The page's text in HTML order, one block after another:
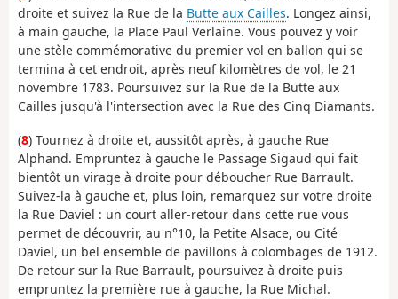
droite et suivez la Rue de la Butte aux Cailles. Longez ainsi,
à main gauche, la Place Paul Verlaine. Vous pouvez y voir
une stèle commémorative du premier vol en ballon qui se
termina à cet endroit, après neuf kilomètres de vol, le 21
novembre 1783. Poursuivez sur la Rue de la Butte aux
Cailles jusqu'à l'intersection avec la Rue des Cinq Diamants.
(8) Tournez à droite et, aussitôt après, à gauche Rue
Alphand. Empruntez à gauche le Passage Sigaud qui fait
bientôt un virage à droite pour déboucher Rue Barrault.
Suivez-la à gauche et, plus loin, remarquez sur votre droite
la Rue Daviel : un court aller-retour dans cette rue vous
permet de découvrir, au n°10, la Petite Alsace, ou Cité
Daviel, un bel ensemble de pavillons à colombages de 1912.
De retour sur la Rue Barrault, poursuivez à droite puis
empruntez la première rue à gauche, la Rue Michal.